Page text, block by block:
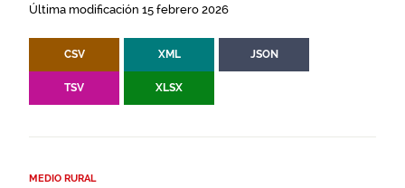
Última modificación 15 febrero 2026
CSV XML JSON
TSV XLSX
MEDIO RURAL